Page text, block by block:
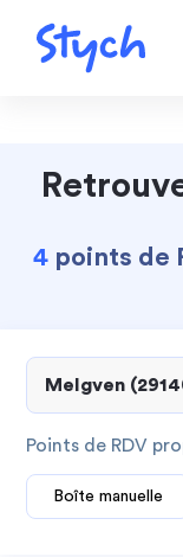
4points de
Points de RDV
Boîte manuelle